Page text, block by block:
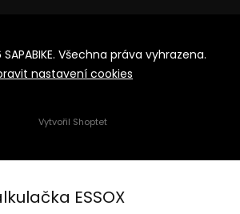
Vytvořil Shoptet
SAPABIKE. Všechna práva vyhrazena.
nastavení cookies
ESSOX